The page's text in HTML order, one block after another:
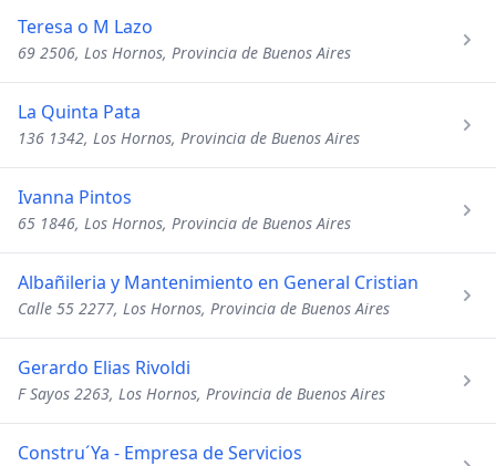
Teresa o M Lazo
69 2506, Los Hornos, Provincia de Buenos Aires
La Quinta Pata
136 1342, Los Hornos, Provincia de Buenos Aires
Ivanna Pintos
65 1846, Los Hornos, Provincia de Buenos Aires
Albañileria y Mantenimiento en General Cristian
Calle 55 2277, Los Hornos, Provincia de Buenos Aires
Gerardo Elias Rivoldi
F Sayos 2263, Los Hornos, Provincia de Buenos Aires
Constru´Ya - Empresa de Servicios